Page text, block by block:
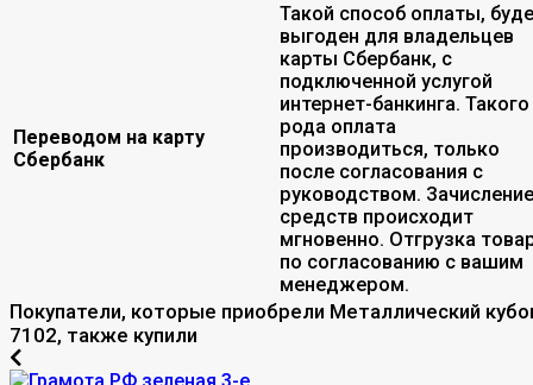
Переводом на карту
Сбербанк
Такой способ оплаты,
выгоден для владельцев
карты Сбербанк, с
подключенной услугой
интернет-банкинга. Такого
рода оплата
производиться, только
после согласования с
руководством. Зачисление
средств происходит
мгновенно. Отгрузка
по согласованию с вашим
менеджером.
Покупатели, которые приобрели Металлический
7102, также купили